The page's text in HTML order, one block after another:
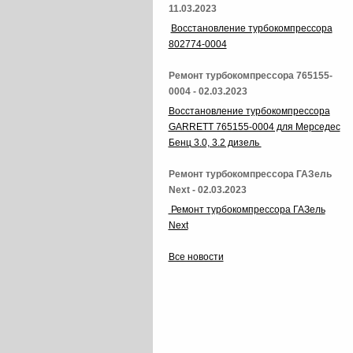
11.03.2023
Восстановление турбокомпрессора
802774-0004
Ремонт турбокомпрессора 765155-
0004 - 02.03.2023
Восстановление турбокомпрессора
GARRETT 765155-0004 для Мерседес
Бенц 3.0, 3.2 дизель
Ремонт турбокомпрессора ГАЗель
Next - 02.03.2023
Ремонт турбокомпрессора ГАЗель
Next
Все новости